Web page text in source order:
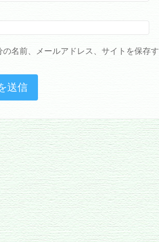
名前、メールアドレス、サイトを保存す